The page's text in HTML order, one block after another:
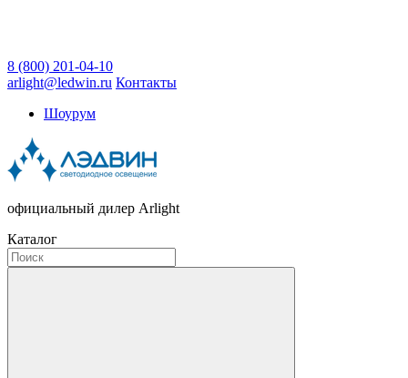
8 (800) 201-04-10
arlight@ledwin.ru Контакты
Шоурум
официальный дилер Arlight
Каталог